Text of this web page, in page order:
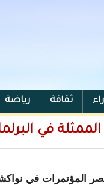
ثقافة رياضة
في
بقصر المؤتمرات في